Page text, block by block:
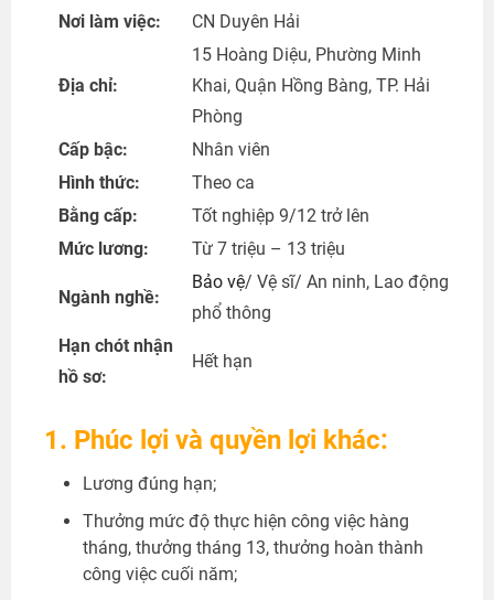
Nơi làm việc: CN Duyên Hải
Địa chỉ:
15 Hoàng Diệu, Phường Minh
Khai, Quận Hồng Bàng, TP. Hải
Phòng
Cấp bậc:
Nhân viên
Hình thức:
Theo ca
Bằng cấp:
Tốt nghiệp 9/12 trở lên
Mức lương:
Từ 7 triệu – 13 triệu
Ngành nghề:
Bảo vệ/ Vệ sĩ/ An ninh, Lao động
phổ thông
Hạn chót nhận
hồ sơ:
Hết hạn
1. Phúc lợi và quyền lợi khác:
Lương đúng hạn;
Thưởng mức độ thực hiện công việc hàng
tháng, thưởng tháng 13, thưởng hoàn thành
công việc cuối năm;